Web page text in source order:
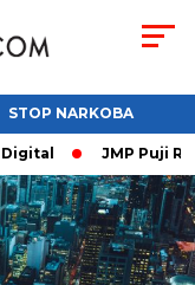
STOP NARKOBA
JMP Puji